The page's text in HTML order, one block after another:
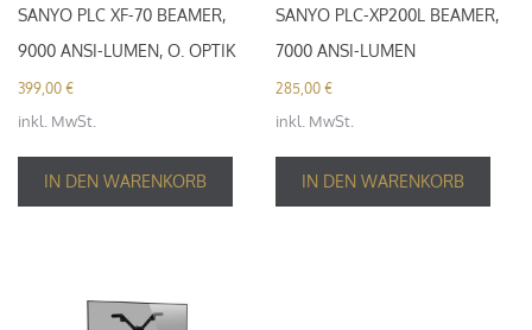
SANYO PLC XF-70 BEAMER,
9000 ANSI-LUMEN, O. OPTIK
399,00 €
inkl. MwSt.
IN DEN WARENKORB
SANYO PLC-XP200L BEAMER,
7000 ANSI-LUMEN
285,00€
inkl. MwSt.
IN DEN WARENKORB